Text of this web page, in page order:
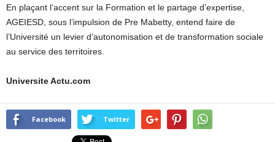
En plaçant l’accent sur la Formation et le partage d’expertise,
AGEIESD, sous l’impulsion de Pre Mabetty, entend faire de
l’Université un levier d’autonomisation et de transformation sociale
au service des territoires.
Universite Actu.com
Facebook Twitter